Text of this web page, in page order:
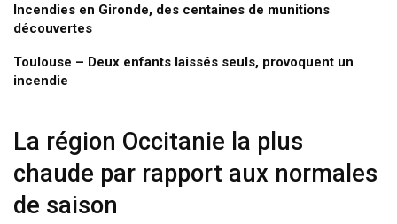
Incendies en Gironde, des centaines de munitions
découvertes
Toulouse – Deux enfants laissés seuls, provoquent un
incendie
La région Occitanie la plus
chaude par rapport aux normales
de saison